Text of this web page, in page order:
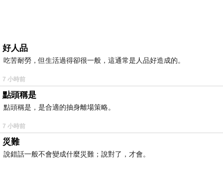
好人品
吃苦耐勞，但生活過得卻很一般，這通常是人品好造成的。
7 小時前
點頭稱是
點頭稱是，是合適的抽身離場策略。
7 小時前
災難
說錯話一般不會變成什麼災難；說對了，才會。